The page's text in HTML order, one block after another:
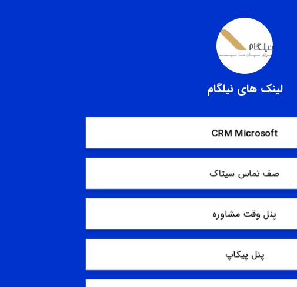
لینک های نیلگام
CRM Microsoft
صف تماس سیتاک
پنل وقت مشاوره
پنل پیکاپ